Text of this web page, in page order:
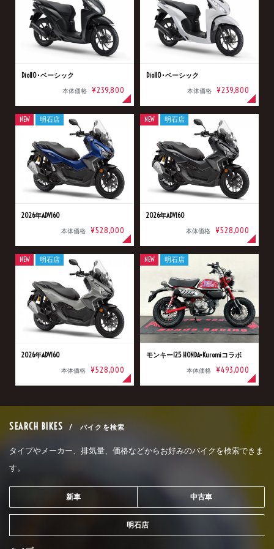
Dio110･ベーシック
本体価格 ¥239,800
Dio110･ベーシック
本体価格 ¥239,800
2026年ADV160
本体価格 ¥528,000
NEW 明石店
2026年ADV160
本体価格 ¥528,000
NEW 明石店
2026年ADV160
本体価格 ¥528,000
NEW 明石店
モンキー125 HONDA×Kuromiコラボ
本体価格 ¥493,000
NEW 明石店
SEARCH BIKES / バイクを検索
タイプやメーカー、排気量、価格などからお好みのバイクを検索できま
す。
新車 中古車
明石店